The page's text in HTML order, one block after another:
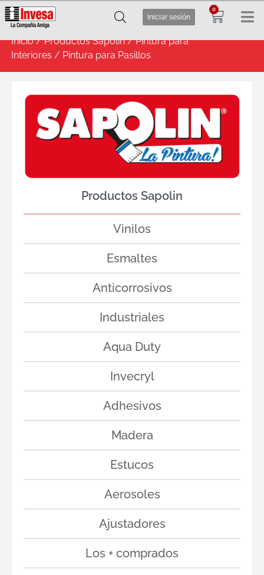
Iniciar sesión
0
Inicio/Productos Sapolin/Pintura para
Interiores / Pintura para Pasillos
Productos Sapolin
Vinilos
Esmaltes
Anticorrosivos
Industriales
Aqua Duty
Invecryl
Adhesivos
Madera
Estucos
Aerosoles
Ajustadores
Los + comprados